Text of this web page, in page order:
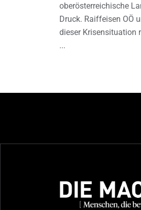
oberösterreichische
Druck. Raiffeisen OÖ
dieser Krisensituation